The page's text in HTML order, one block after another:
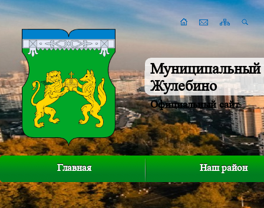
Муниципальный
Жулебино
Официальный сайт
Главная Наш район